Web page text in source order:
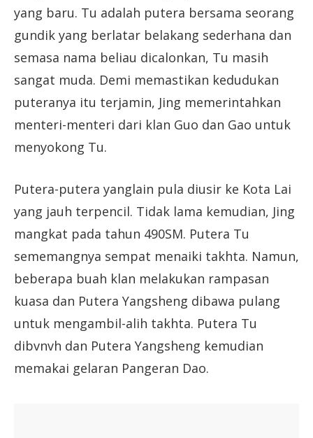
yang baru. Tu adalah putera bersama seorang
gundik yang berlatar belakang sederhana dan
semasa nama beliau dicalonkan, Tu masih
sangat muda. Demi memastikan kedudukan
puteranya itu terjamin, Jing memerintahkan
menteri-menteri dari klan Guo dan Gao untuk
menyokong Tu.
Putera-putera yanglain pula diusir ke Kota Lai
yang jauh terpencil. Tidak lama kemudian, Jing
mangkat pada tahun 490SM. Putera Tu
sememangnya sempat menaiki takhta. Namun,
beberapa buah klan melakukan rampasan
kuasa dan Putera Yangsheng dibawa pulang
untuk mengambil-alih takhta. Putera Tu
dibvnvh dan Putera Yangsheng kemudian
memakai gelaran Pangeran Dao.